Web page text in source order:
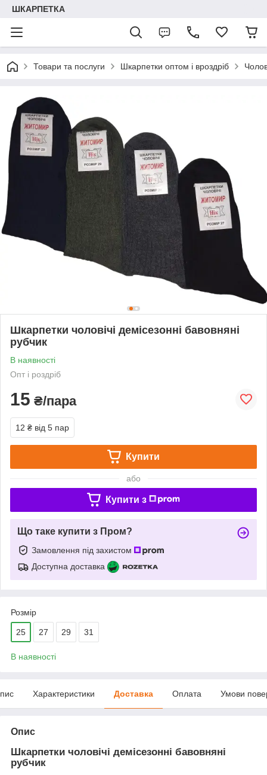
ШКАРПЕТКА
Товари та послуги Шкарпетки оптом і вроздріб
Шкарпетки чоловічі демісезонні бавовняні
рубчик
В наявності
Опт і роздріб
15 ₴/пара
12 ₴ від 5 пар
Купити
або
Купити з
Що таке купити з Пром?
Замовлення під захистом
Доступна доставка
Розмір
25 27 29 31
В наявності
Характеристики Доставка Оплата Умови
Опис
Шкарпетки чоловічі демісезонні бавовняні
рубчик